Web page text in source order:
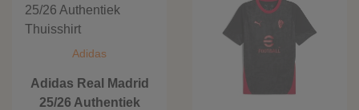
Adidas
Adidas Real Madrid
25/26 Authentiek